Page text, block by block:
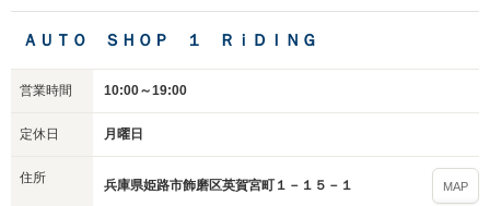
ＡＵＴＯ ＳＨＯＰ １ ＲｉＤＩＮＧ
営業時間 10:00～19:00
定休日 月曜日
住所 兵庫県姫路市飾磨区英賀宮町１－１５－１ MAP
いいえ はい